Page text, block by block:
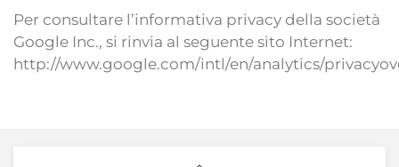
Per consultare l’informativa privacy della società
Google Inc., si rinvia al seguente sito Internet:
http://www.google.com/intl/en/analytics/